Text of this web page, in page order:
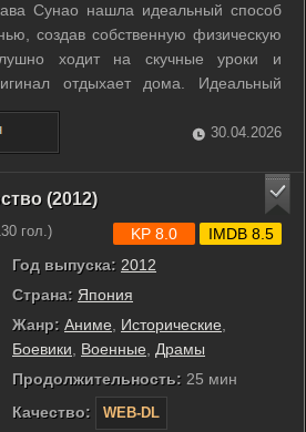
Сунао нашла идеальный способ
создав собственную физическую
ходит на скучные уроки и
отдыхает дома. Идеальный
и самостоятельных желаний,
каждое движение Аикавы ради
привычная рутина ...
30.04.2026
(2012)
гол.)
Год выпуска: 2012
Страна: Япония
Жанр: Аниме Исторические
Боевики
Военные
Драмы
Продолжительность: 25 мин
Качество:
WEB-DL
KP 8.0 IMDB 8.5